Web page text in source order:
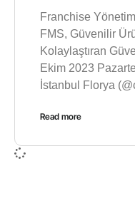
Franchise
FMS, Güvenilir
Kolaylaştıran
Ekim 2023
İstanbul Florya
Read more